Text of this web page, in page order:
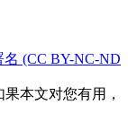
(CC BY-NC-ND
本文对您有用，